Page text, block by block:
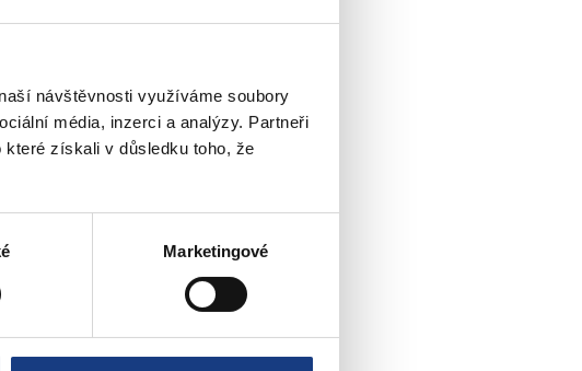
návštěvnosti využíváme soubory
média, inzerci a analýzy. Partneři
získali v důsledku toho, že
Marketingové